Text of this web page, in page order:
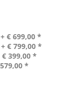
+ € 699,00 *
+ € 799,00 *
€ 399,00 *
*